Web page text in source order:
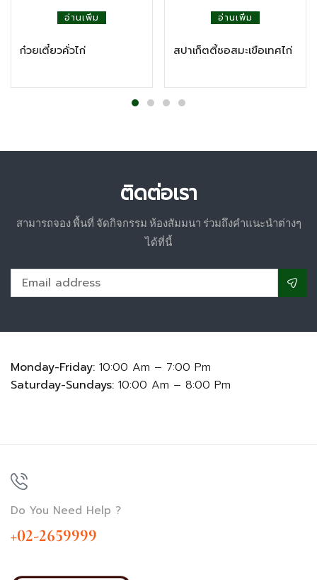
อ่านเพิ่ม
ก๋วยเตี๋ยวคั่วไก่
อ่านเพิ่ม
สปาเก็ตตี้ซอสมะเขือเทศไก่
ติดต่อเรา
สามารถจอง พื้นที่ จัดกิจกรรม ห้องสัมมนา ร่วมถึงคำแนะนำต่างๆ
ได้ที่นี้
Monday-Friday: 10:00 Am – 7:00 Pm
Saturday-Sundays: 10:00 Am – 8:00 Pm
Do You Need Help ?
+02-2659999